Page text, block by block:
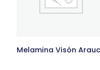
Melamina Visón